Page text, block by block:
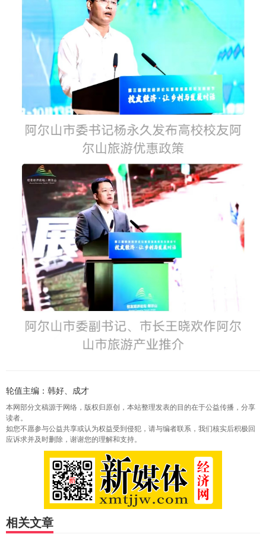
轮值主编：韩好、成才
本网部分文稿源于网络，版权归原创，本站整理发表的目的在于公益传播，分享
读者。
如您不愿参与公益共享或认为权益受到侵犯，请与编者联系，我们核实后积极回
应诉求并及时删除，谢谢您的理解和支持。
相关文章